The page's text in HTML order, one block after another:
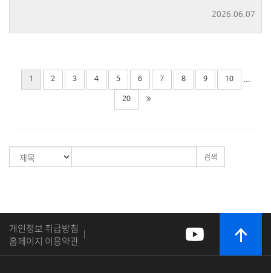
2026.06.07
1 2 3 4 5 6 7 8 9 10 ...
20
검색
개인정보 취급방침 |
홈페이지 이용약관